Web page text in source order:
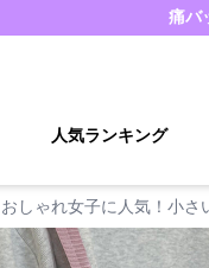
痛バ
人気ランキング
おしゃれ女子に人気！小さ